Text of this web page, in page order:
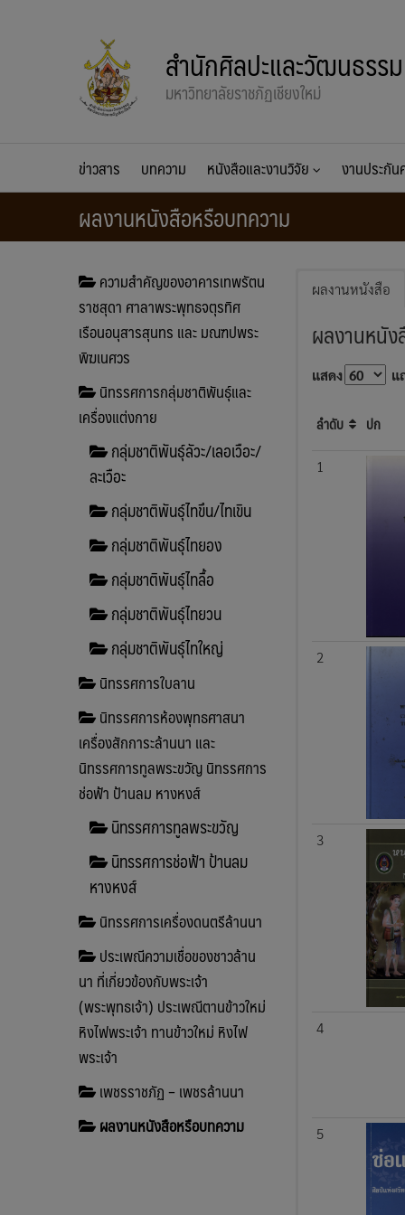
สำนักศิลปะและวัฒนธรรม
มหาวิทยาลัยราชภัฏเชียงใหม่
ข่าวสาร บทความ หนังสือและงานวิจัย งานประกั
ผลงานหนังสือหรือบทความ
ผลงานหนังสือ
ผลงานหนัง
แสดง แ
ลำดับ ปก
1
2
3
4
5
ความสำคัญของอาคารเทพรัตน
ราชสุดา ศาลาพระพุทธจตุรทิศ
เรือนอนุสารสุนทร และ มณฑปพระ
พิฆเนศวร
นิทรรศการกลุ่มชาติพันธุ์และ
เครื่องแต่งกาย
กลุ่มชาติพันธุ์ลัวะ/เลอเวือะ/
ละเวือะ
กลุ่มชาติพันธุ์ไทขึน/ไทเขิน
กลุ่มชาติพันธุ์ไทยอง
กลุ่มชาติพันธุ์ไทลื้อ
กลุ่มชาติพันธุ์ไทยวน
กลุ่มชาติพันธุ์ไทใหญ่
นิทรรศการใบลาน
นิทรรศการห้องพุทธศาสนา
เครื่องสักการะล้านนา และ
นิทรรศการทูลพระขวัญ นิทรรศการ
ช่อฟ้า ป้านลม หางหงส์
นิทรรศการทูลพระขวัญ
นิทรรศการช่อฟ้า ป้านลม
หางหงส์
นิทรรศการเครื่องดนตรีล้านนา
ประเพณีความเชื่อของชาวล้าน
นา ที่เกี่ยวข้องกับพระเจ้า
(พระพุทธเจ้า) ประเพณีตานข้าวใหม่
หิงไฟพระเจ้า ทานข้าวใหม่ หิงไฟ
พระเจ้า
เพชรราชภัฏ – เพชรล้านนา
ผลงานหนังสือหรือบทความ